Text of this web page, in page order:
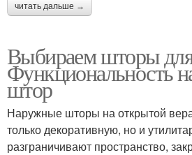
читать дальше →
Выбираем шторы
Функциональность
штор
Наружные шторы на открытой
только декоративную, но и
разграничивают пространство,